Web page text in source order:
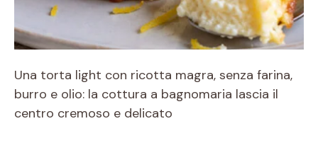
Una torta light con ricotta magra, senza farina,
burro e olio: la cottura a bagnomaria lascia il
centro cremoso e delicato